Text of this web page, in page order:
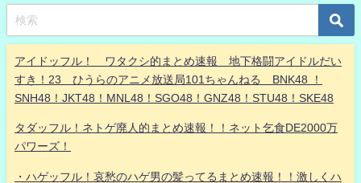
アイドッフル！ ワタクシ的まとめ速報 地下格闘アイドルだい
すき！23 ひうらのアニメ放送局101ちゃんねる BNK48 ！
SNH48！JKT48！MNL48！SGO48！GNZ48！STU48！SKE48
タダッフル！ネトゲ廃人的まとめ速報！！ネット乞食DE2000万
パワーズ！
・ハゲッフル！哀愁のハゲ男の髪ってるまとめ速報！！激しくハ